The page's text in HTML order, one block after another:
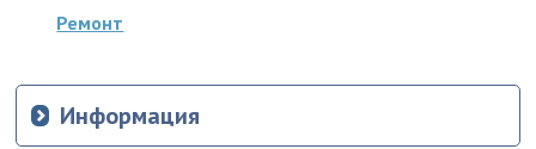
Ремонт
Информация